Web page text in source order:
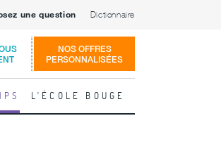
une question Dictionnaire
NOS OFFRES
PERSONNALISÉES
L'ÉCOLE BOUGE